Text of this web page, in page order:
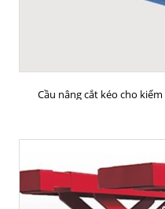
Cầu nâng cắt kéo cho kiểm